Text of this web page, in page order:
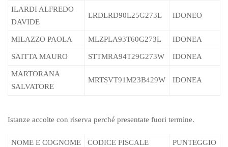
ILARDI ALFREDO
DAVIDE
LRDLRD90L25G273L IDONEO
MILAZZO PAOLA MLZPLA93T60G273L IDONEA
SAITTA MAURO STTMRA94T29G273W IDONEA
MARTORANA
SALVATORE
MRTSVT91M23B429W IDONEA
Istanze accolte con riserva perché presentate fuori termine.
NOME E COGNOME CODICE FISCALE PUNTEGGIO